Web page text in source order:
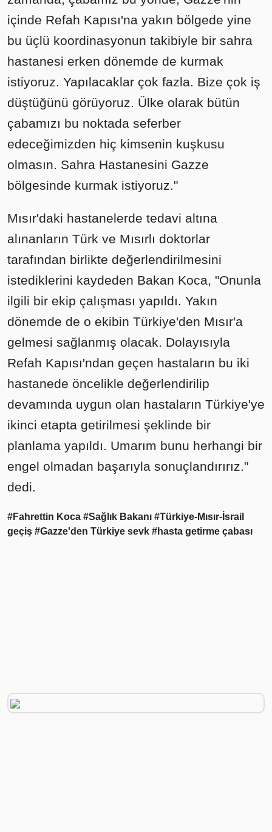
içinde Refah Kapısı'na yakın bölgede yine
bu üçlü koordinasyonun takibiyle bir sahra
hastanesi erken dönemde de kurmak
istiyoruz. Yapılacaklar çok fazla. Bize çok iş
düştüğünü görüyoruz. Ülke olarak bütün
çabamızı bu noktada seferber
edeceğimizden hiç kimsenin kuşkusu
olmasın. Sahra Hastanesini Gazze
bölgesinde kurmak istiyoruz."
Mısır'daki hastanelerde tedavi altına
alınanların Türk ve Mısırlı doktorlar
tarafından birlikte değerlendirilmesini
istediklerini kaydeden Bakan Koca, "Onunla
ilgili bir ekip çalışması yapıldı. Yakın
dönemde de o ekibin Türkiye'den Mısır'a
gelmesi sağlanmış olacak. Dolayısıyla
Refah Kapısı'ndan geçen hastaların bu iki
hastanede öncelikle değerlendirilip
devamında uygun olan hastaların Türkiye'ye
ikinci etapta getirilmesi şeklinde bir
planlama yapıldı. Umarım bunu herhangi bir
engel olmadan başarıyla sonuçlandırırız."
dedi.
#Fahrettin Koca #Sağlık Bakanı #Türkiye-Mısır-İsrail
geçiş #Gazze'den Türkiye sevk #hasta getirme çabası